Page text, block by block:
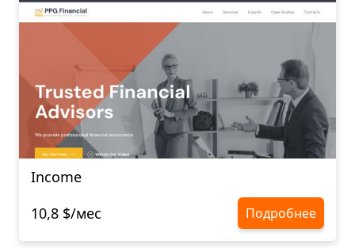
Income
10,8 $/мес
Подробнее